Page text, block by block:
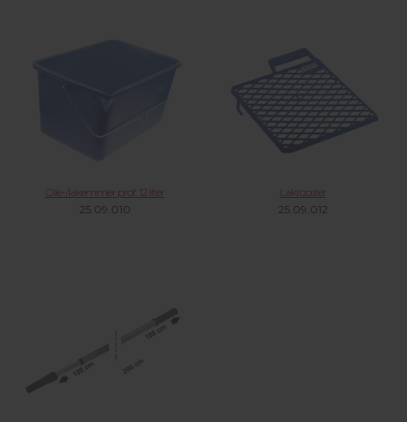
Olie-/lakemmer prof. 12 liter
25.09.010
Lakrooster
25.09.012